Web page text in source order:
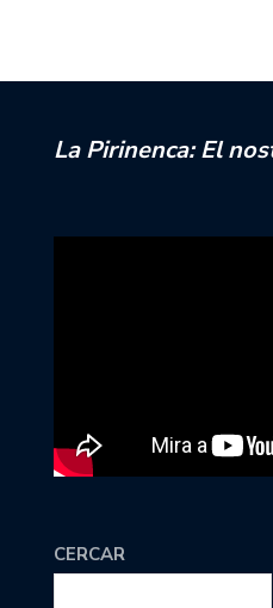
La Pirinenca: El
CERCAR